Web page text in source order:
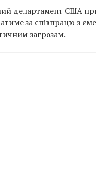
департамент США
за співпрацю з
загрозам.